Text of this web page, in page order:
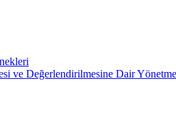
ve Değerlendirilmesine Dair